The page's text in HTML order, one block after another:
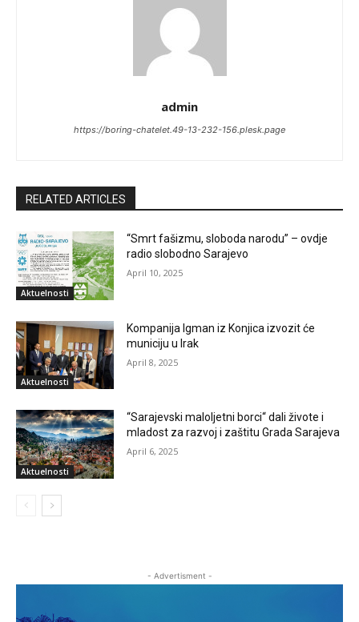
admin
https://boring-chatelet.49-13-232-156.plesk.page
RELATED ARTICLES
Aktuelnosti
“Smrt fašizmu, sloboda narodu” – ovdje
radio slobodno Sarajevo
April 10, 2025
Aktuelnosti
Kompanija Igman iz Konjica izvozit će
municiju u Irak
April 8, 2025
Aktuelnosti
“Sarajevski maloljetni borci“ dali živote i
mladost za razvoj i zaštitu Grada Sarajeva
April 6, 2025
- Advertisment -